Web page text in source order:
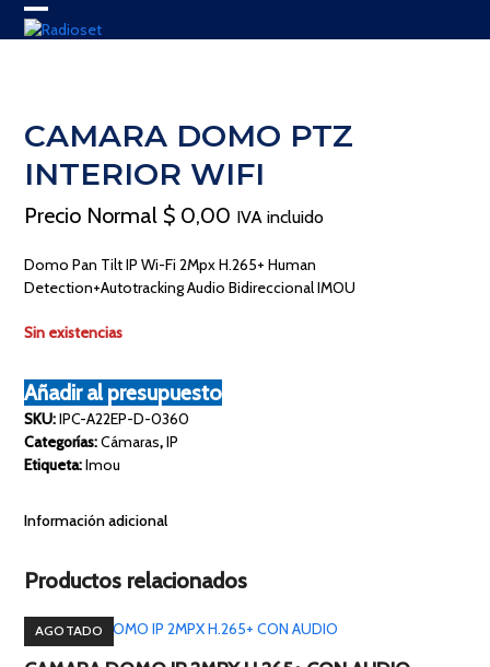
Skip
Open
Close
CAMARA DOMO PTZ
INTERIOR WIFI
Precio Normal $ 0,00 IVA incluido
Domo Pan Tilt IP Wi-Fi 2Mpx H.265+ Human
Detection+Autotracking Audio Bidireccional IMOU
Sin existencias
Añadir al presupuesto
SKU:IPC-A22EP-D-0360
Categorías:Cámaras,IP
Etiqueta:Imou
Información adicional
Productos relacionados
AGOTADO